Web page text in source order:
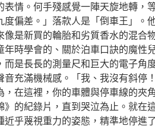
情。何手殘感覺一陣天旋地轉，
偏差。」落款人是「倒車王」。
是新買的輪胎和劣質香水的混合
時學會的、關於泊車口訣的魔性
是長長的測量尺和巨大的電子角
音充滿機械感。「我、我沒有斜停
，在這裡，你的車體與停車線的
的紀錄片，直到哭泣為止。就在
乎蔑視重力的姿態，精準地停進